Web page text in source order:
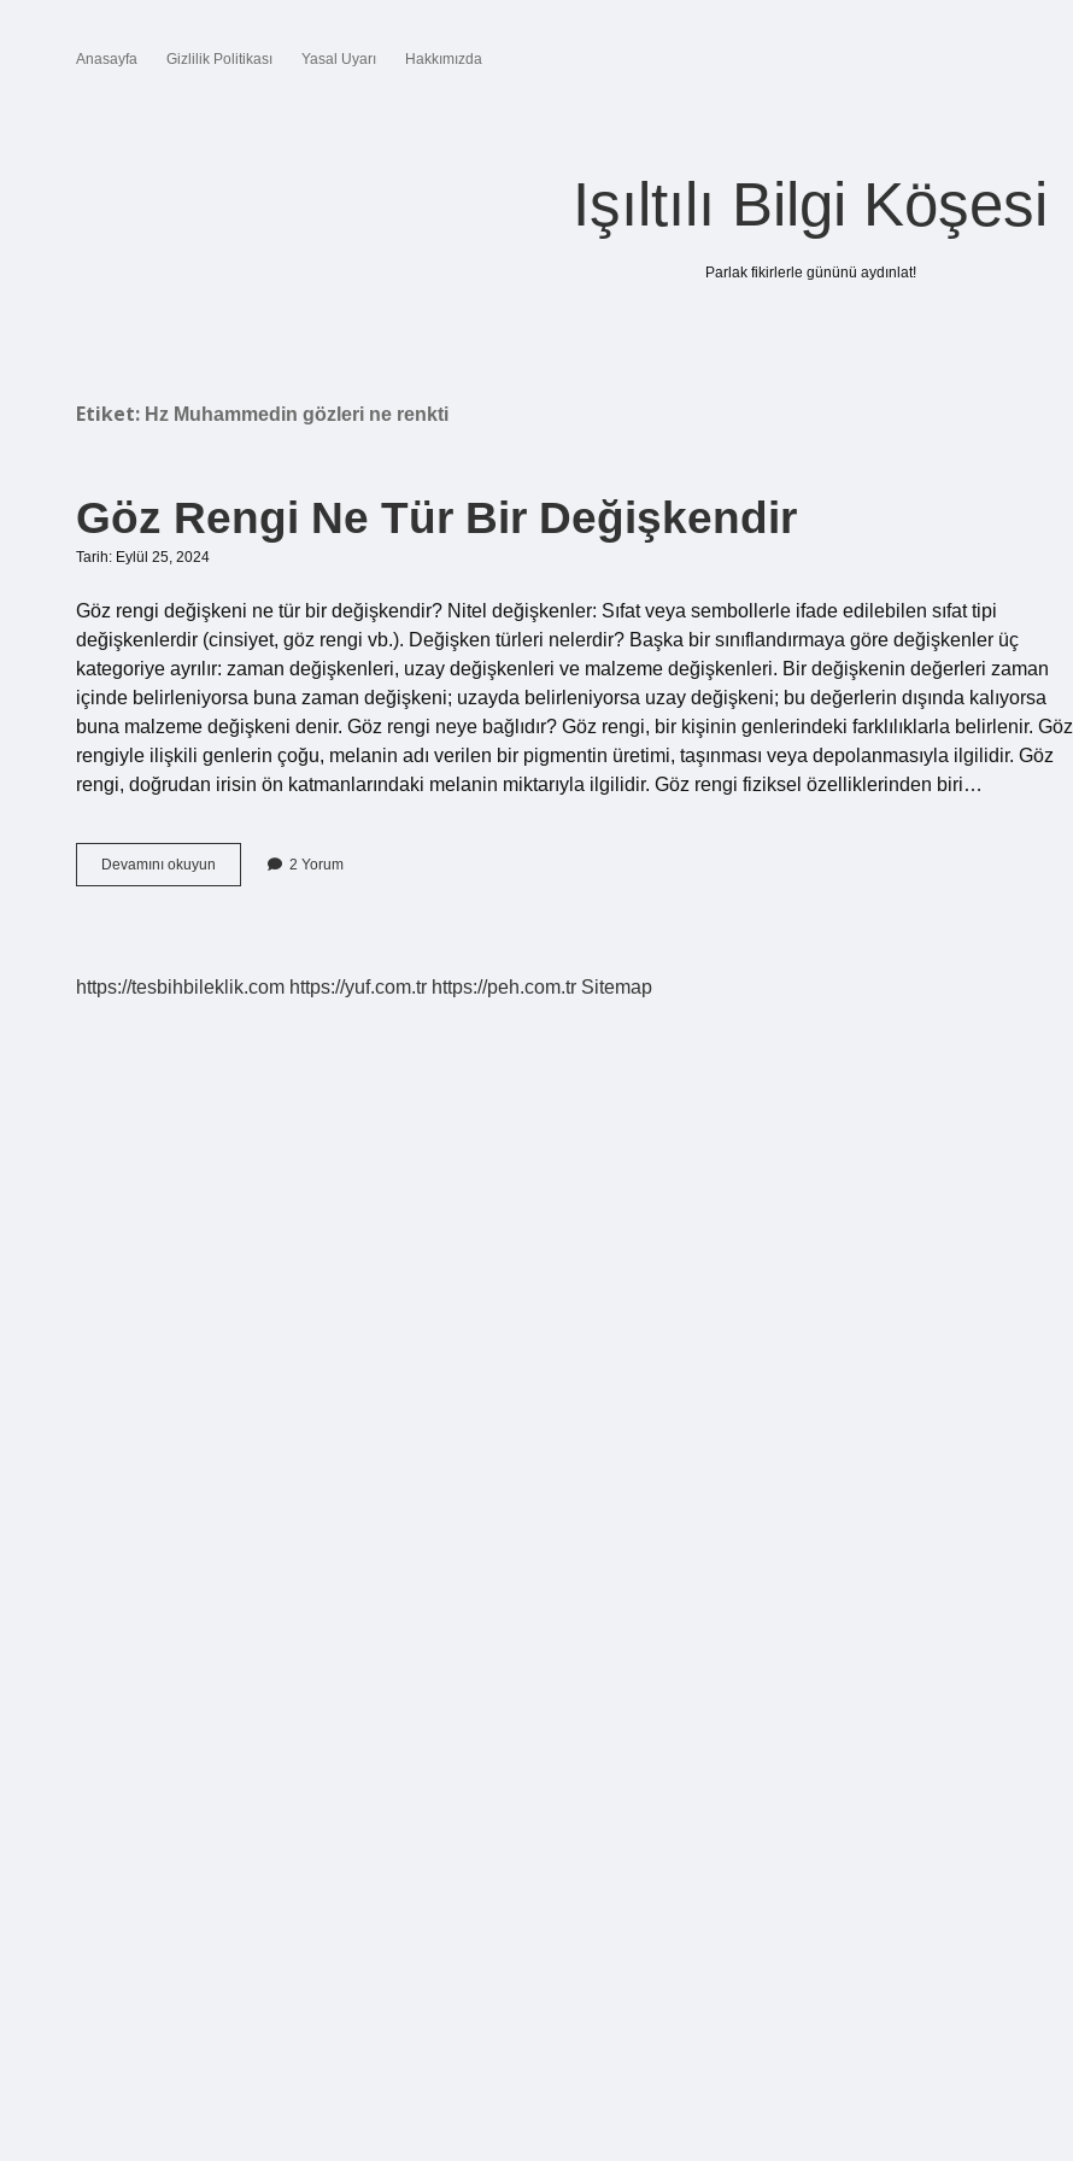
Anasayfa Gizlilik Politikası Yasal Uyarı Hakkımızda
Işıltılı Bilgi Köşesi
Parlak fikirlerle gününü aydınlat!
Etiket: Hz Muhammedin gözleri ne renkti
Göz Rengi Ne Tür Bir Değişkendir
Tarih: Eylül 25, 2024
Göz rengi değişkeni ne tür bir değişkendir? Nitel değişkenler: Sıfat veya sembollerle ifade edilebilen sıfat tipi
değişkenlerdir (cinsiyet, göz rengi vb.). Değişken türleri nelerdir? Başka bir sınıflandırmaya göre değişkenler üç
kategoriye ayrılır: zaman değişkenleri, uzay değişkenleri ve malzeme değişkenleri. Bir değişkenin değerleri zaman
içinde belirleniyorsa buna zaman değişkeni; uzayda belirleniyorsa uzay değişkeni; bu değerlerin dışında kalıyorsa
buna malzeme değişkeni denir. Göz rengi neye bağlıdır? Göz rengi, bir kişinin genlerindeki farklılıklarla belirlenir. Göz
rengiyle ilişkili genlerin çoğu, melanin adı verilen bir pigmentin üretimi, taşınması veya depolanmasıyla ilgilidir. Göz
rengi, doğrudan irisin ön katmanlarındaki melanin miktarıyla ilgilidir. Göz rengi fiziksel özelliklerinden biri…
Devamını okuyun
Rengi
2 Yorum
https://tesbihbileklik.com https://yuf.com.tr https://peh.com.tr Sitemap